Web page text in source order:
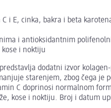
i E, cinka, bakra i beta
i antioksidantnim
kose i noktiju
dodatni izvor
starenjem, zbog čega
C doprinosi normalnom
kose i noktiju. Broj i datum